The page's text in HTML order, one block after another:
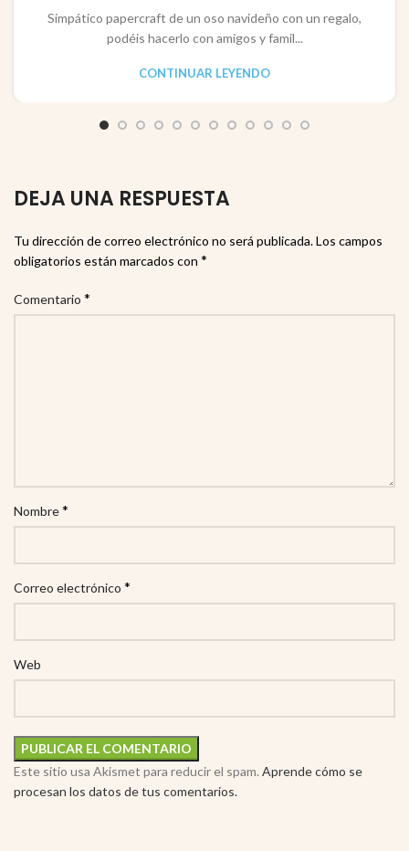
Simpático papercraft de un oso navideño con un regalo,
podéis hacerlo con amigos y famil...
CONTINUAR LEYENDO
DEJA UNA RESPUESTA
Tu dirección de correo electrónico no será publicada.Los campos
obligatorios están marcados con *
Comentario *
Nombre*
Correo electrónico *
Web
Este sitio usa Akismet para reducir el spam. Aprende cómo se
procesan los datos de tus comentarios.